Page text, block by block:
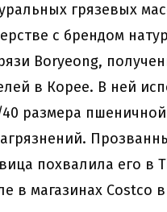
грязевых
с брендом
Boryeong,
в Корее. В ней
размера
похвалила его в
в магазинах Costco